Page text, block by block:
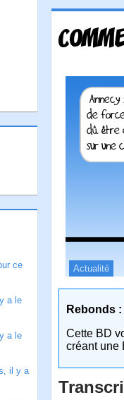
ce
a le
a le
il y a
Actualité
Rebonds :
Cette BD
créant une